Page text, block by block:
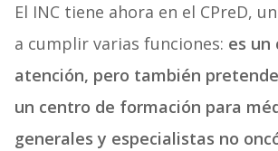
El INC tiene ahora en el CPreD,
a cumplir varias funciones: es un
atención, pero también
un centro de formación para
generales y especialistas no